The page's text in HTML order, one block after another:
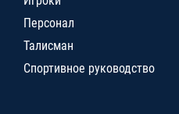
Персонал
Талисман
Спортивное руководство